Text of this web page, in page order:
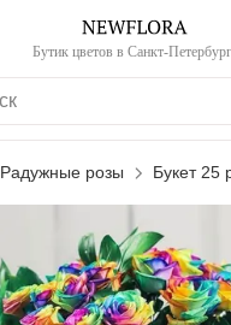
Бутик цветов в Санкт-
Радужные розы Букет 25